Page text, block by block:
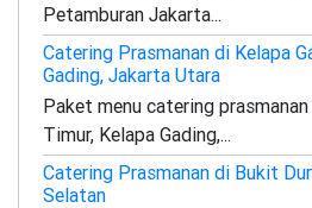
Petamburan Jakarta...
Catering Prasmanan di Kelapa
Gading, Jakarta Utara
Paket menu catering
Timur, Kelapa Gading,...
Catering Prasmanan di Bukit
Selatan